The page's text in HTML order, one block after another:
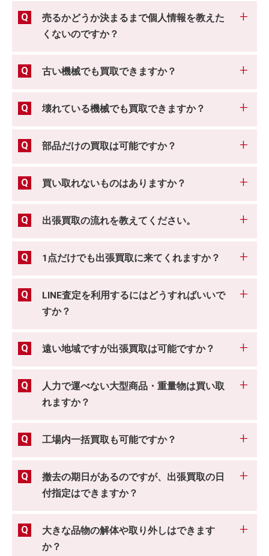
売るかどうか決まるまで個人情報を教えた
くないのですか？
古い機械でも買取できますか？
壊れている機械でも買取できますか？
部品だけの買取は可能ですか？
買い取れないものはありますか？
出張買取の流れを教えてください。
1点だけでも出張買取に来てくれますか？
LINE査定を利用するにはどうすればいいで
すか？
遠い地域ですが出張買取は可能ですか？
人力で運べない大型商品・重量物は買い取
れますか？
工場内一括買取も可能ですか？
撤去の期日があるのですが、出張買取の日
付指定はできますか？
大きな品物の解体や取り外しはできます
か？